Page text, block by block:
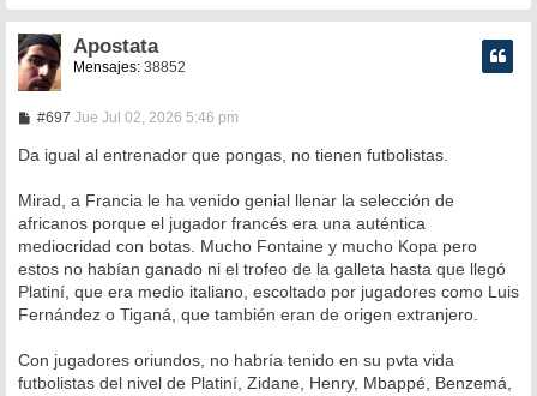
Apostata
Mensajes:38852
#697M
n
s
j
Jue Jul 02, 2026 5:46 pm
Da igual al entrenador que pongas, no tienen futbolistas.
Mirad, a Francia le ha venido genial llenar la selección de
africanos porque el jugador francés era una auténtica
mediocridad con botas. Mucho Fontaine y mucho Kopa pero
estos no habían ganado ni el trofeo de la galleta hasta que llegó
Platiní, que era medio italiano, escoltado por jugadores como Luis
Fernández o Tiganá, que también eran de origen extranjero.
Con jugadores oriundos, no habría tenido en su pvta vida
futbolistas del nivel de Platiní, Zidane, Henry, Mbappé, Benzemá,